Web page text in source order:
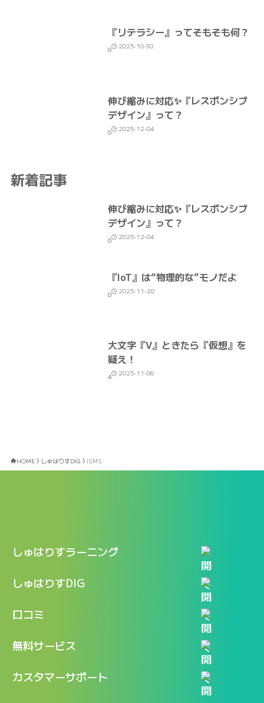
『リテラシー』ってそもそも何？
0 2025-10-30
伸び縮みに対応✨『レスポンシブ
デザイン』って？
0 2025-12-04
新着記事
伸び縮みに対応✨『レスポンシブ
デザイン』って？
0 2025-12-04
『IoT』は“物理的な”モノだよ
0 2025-11-20
大文字『V』ときたら『仮想』を
疑え！
4 2025-11-06
HOME しゅはりすDIG ISMS
しゅはりすラーニング
特長
料金
新着情報
ログイン
しゅはりすDIG
記事一覧
口コミ
口コミ一覧
無料サービス
LINEで『Iパス ならし学習』
カスタマーサポート